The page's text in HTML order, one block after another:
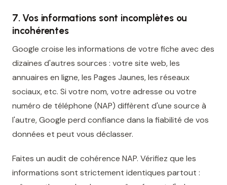
7. Vos informations sont incomplètes ou
incohérentes
Google croise les informations de votre fiche avec des
dizaines d'autres sources : votre site web, les
annuaires en ligne, les Pages Jaunes, les réseaux
sociaux, etc. Si votre nom, votre adresse ou votre
numéro de téléphone (NAP) diffèrent d'une source à
l'autre, Google perd confiance dans la fiabilité de vos
données et peut vous déclasser.
Faites un audit de cohérence NAP. Vérifiez que les
informations sont strictement identiques partout :